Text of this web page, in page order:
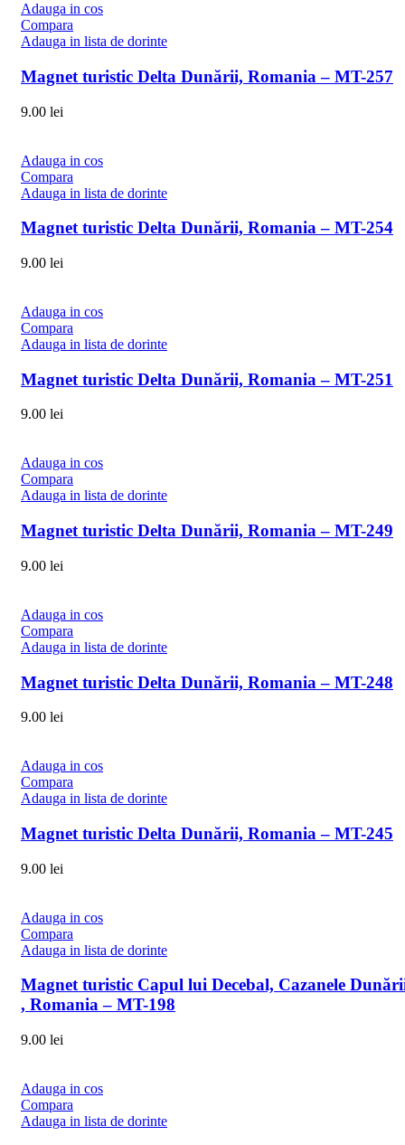
Adauga in cos
Compara
Adauga in lista de dorinte
Magnet turistic Delta Dunării, Romania – MT-257
9.00 lei
Adauga in cos
Compara
Adauga in lista de dorinte
Magnet turistic Delta Dunării, Romania – MT-254
9.00 lei
Adauga in cos
Compara
Adauga in lista de dorinte
Magnet turistic Delta Dunării, Romania – MT-251
9.00 lei
Adauga in cos
Compara
Adauga in lista de dorinte
Magnet turistic Delta Dunării, Romania – MT-249
9.00 lei
Adauga in cos
Compara
Adauga in lista de dorinte
Magnet turistic Delta Dunării, Romania – MT-248
9.00 lei
Adauga in cos
Compara
Adauga in lista de dorinte
Magnet turistic Delta Dunării, Romania – MT-245
9.00 lei
Adauga in cos
Compara
Adauga in lista de dorinte
Magnet turistic Capul lui Decebal, Cazanele
, Romania – MT-198
9.00 lei
Adauga in cos
Compara
Adauga in lista de dorinte